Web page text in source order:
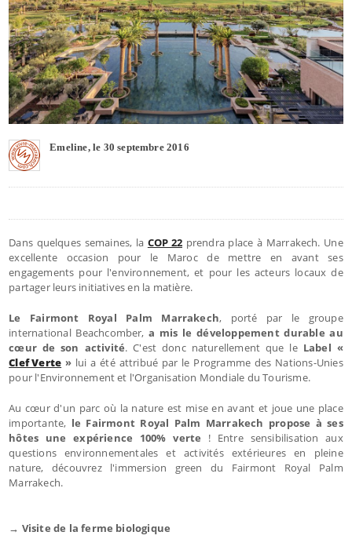
Emeline, le 30 septembre 2016
Dans quelques semaines, la COP 22 prendra place à Marrakech. Une
excellente occasion pour le Maroc de mettre en avant ses
engagements pour l'environnement, et pour les acteurs locaux de
partager leurs initiatives en la matière.
Le Fairmont Royal Palm Marrakech, porté par le groupe
international Beachcomber,a mis le développement durable au
cœur de son activité. C'est donc naturellement que le Label «
Clef Verte » lui a été attribué par le Programme des Nations-Unies
pour l'Environnement et l'Organisation Mondiale du Tourisme.
Au cœur d'un parc où la nature est mise en avant et joue une place
importante, le Fairmont Royal Palm Marrakech propose à ses
hôtes une expérience 100% verte ! Entre sensibilisation aux
questions environnementales et activités extérieures en pleine
nature, découvrez l'immersion green du Fairmont Royal Palm
Marrakech.
→ Visite de la ferme biologique